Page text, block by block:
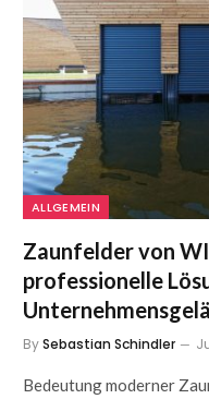
ALLGEMEIN
Zaunfelder von
professionelle
BySebastian Schindler
Bedeutung moderner